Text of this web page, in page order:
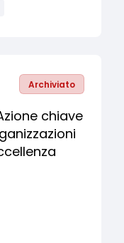
Archiviato
chiave